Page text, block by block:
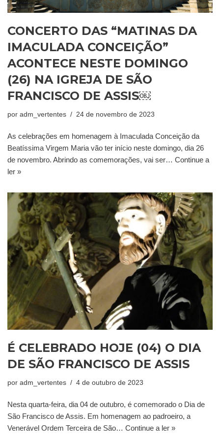
CONCERTO DAS “MATINAS DA
IMACULADA CONCEIÇÃO”
ACONTECE NESTE DOMINGO
(26) NA IGREJA DE SÃO
FRANCISCO DE ASSIS￼
por adm_vertentes 24 de novembro de 2023
As celebrações em homenagem à Imaculada Conceição da
Beatíssima Virgem Maria vão ter início neste domingo, dia 26
de novembro. Abrindo as comemorações, vai ser… Continue a
ler »
É CELEBRADO HOJE (04) O DIA
DE SÃO FRANCISCO DE ASSIS
por adm_vertentes 4 de outubro de 2023
Nesta quarta-feira, dia 04 de outubro, é comemorado o Dia de
São Francisco de Assis. Em homenagem ao padroeiro, a
Venerável Ordem Terceira de São… Continue a ler »